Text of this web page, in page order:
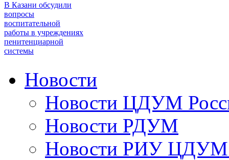
В Казани обсудили
вопросы
воспитательной
работы в учреждениях
пенитенциарной
системы
Новости
Новости ЦДУМ
Новости РДУМ
Новости РИУ ЦДУМ